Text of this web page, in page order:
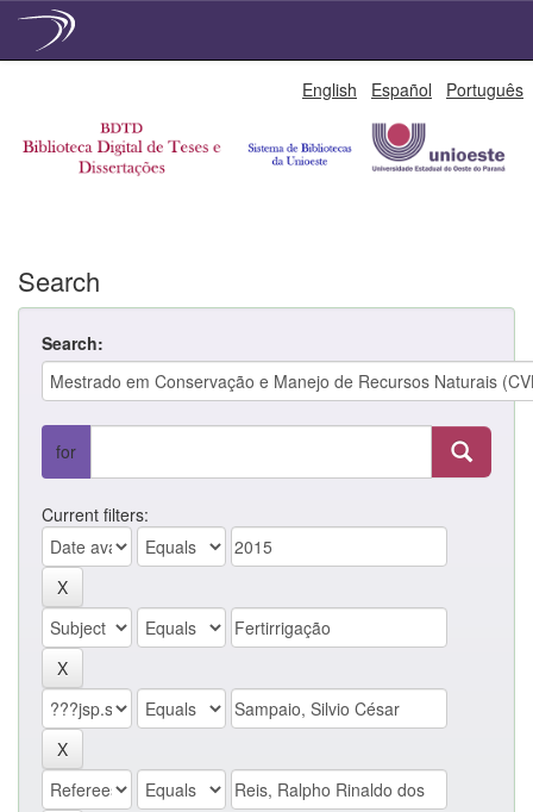
English Español Português
Search
Search:
for
Current filters: